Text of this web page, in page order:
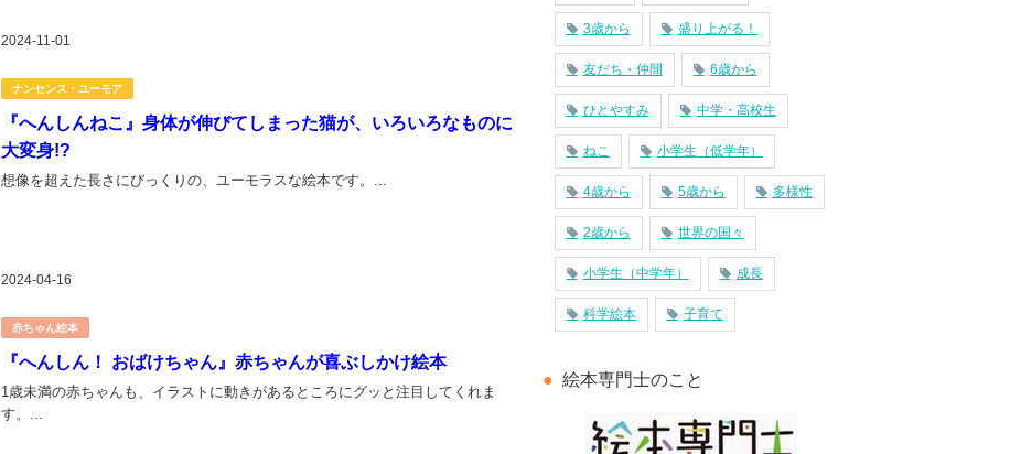
2024-11-01
ナンセンス・ユーモア
『へんしんねこ』身体が伸びてしまった猫が、いろいろなものに
大変身!?
2024-04-16
想像を超えた長さにびっくりの、ユーモラスな絵本です。...
赤ちゃん絵本
『へんしん！ おばけちゃん』赤ちゃんが喜ぶしかけ絵本
1歳未満の赤ちゃんも、イラストに動きがあるところにグッと注目してくれま
す。...
3歳から 盛り上がる！
友だち・仲間 6歳から
ひとやすみ 中学・高校生
ねこ 小学生（低学年）
4歳から 5歳から 多様性
2歳から 世界の国々
小学生（中学年） 成長
科学絵本 子育て
絵本専門士のこと